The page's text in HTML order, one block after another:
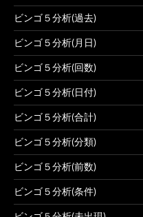
ビンゴ５分析(過去)
ビンゴ５分析(月日)
ビンゴ５分析(回数)
ビンゴ５分析(日付)
ビンゴ５分析(合計)
ビンゴ５分析(分類)
ビンゴ５分析(前数)
ビンゴ５分析(条件)